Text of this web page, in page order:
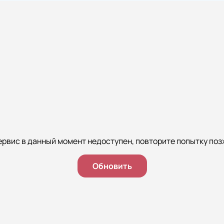
в данный момент недоступен, повторите попытку
Обновить